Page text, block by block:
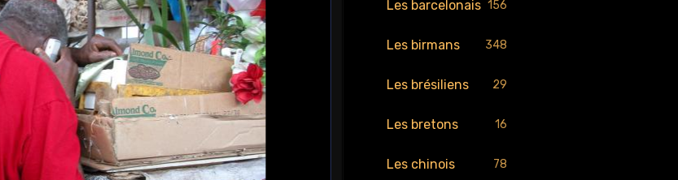
Les barcelonais 156
Les birmans 348
Les brésiliens 29
Les bretons 16
Les chinois 78